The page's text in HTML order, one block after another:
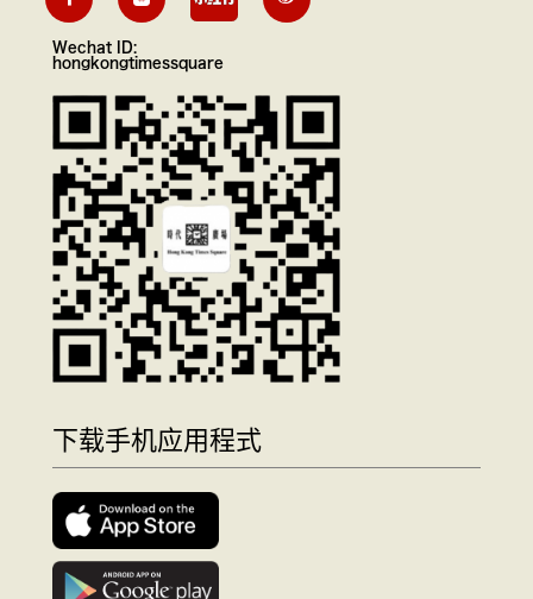
Wechat ID:
hongkongtimessquare
下载手机应用程式